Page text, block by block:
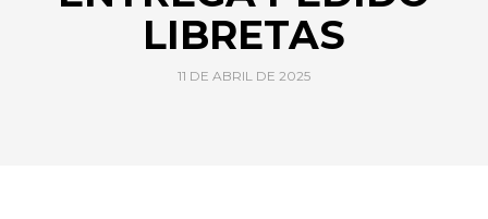
LIBRETAS
11 DE ABRIL DE 2025